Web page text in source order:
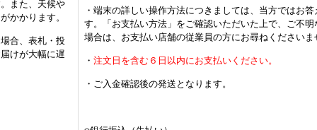
また、天候や
かかります。
合、表札・投
けが大幅に遅
・端末の詳しい操作方法につきましては、当方ではお
す。「お支払い方法」をご確認いただいた上で、ご不明
場合は、お支払い店舗の従業員の方にお尋ねくださいま
・ 注文日を含む６日以内にお支払いください。
・ご入金確認後の発送となります。